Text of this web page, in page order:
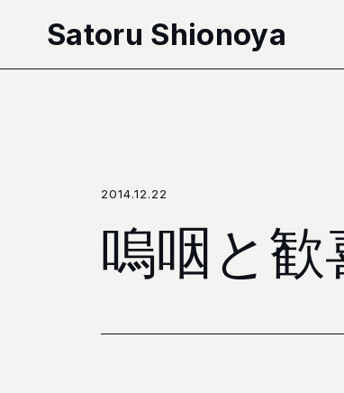
Satoru Shionoya
2014.12.22
嗚咽と歓